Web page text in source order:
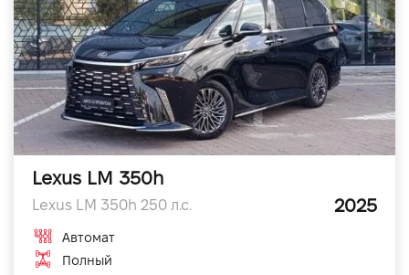
Lexus LM 350h
Lexus LM 350h 250 л.с. 2025
Автомат
Полный